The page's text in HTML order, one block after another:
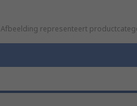
Afbeelding representeert